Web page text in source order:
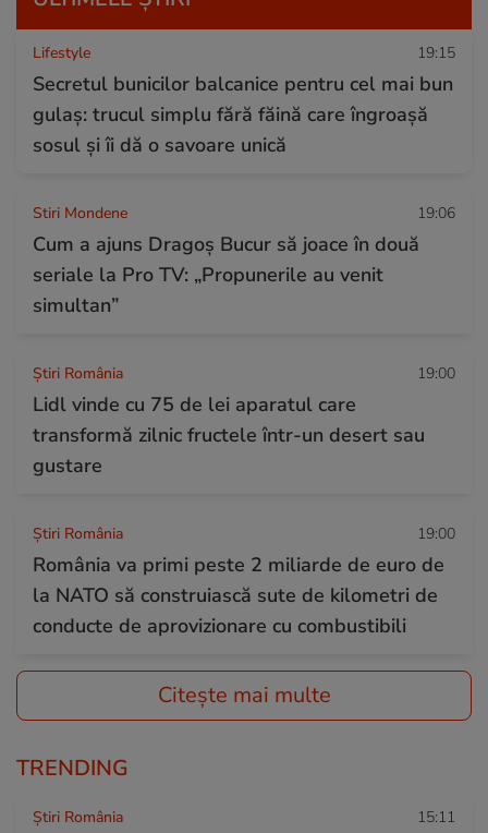
Lifestyle 19:15
Secretul bunicilor balcanice pentru cel mai bun
gulaș: trucul simplu fără făină care îngroașă
sosul și îi dă o savoare unică
Stiri Mondene 19:06
Cum a ajuns Dragoș Bucur să joace în două
seriale la Pro TV: „Propunerile au venit
simultan”
Știri România 19:00
Lidl vinde cu 75 de lei aparatul care
transformă zilnic fructele într-un desert sau
gustare
Știri România 19:00
România va primi peste 2 miliarde de euro de
la NATO să construiască sute de kilometri de
conducte de aprovizionare cu combustibili
Citește mai multe
TRENDING
Știri România 15:11